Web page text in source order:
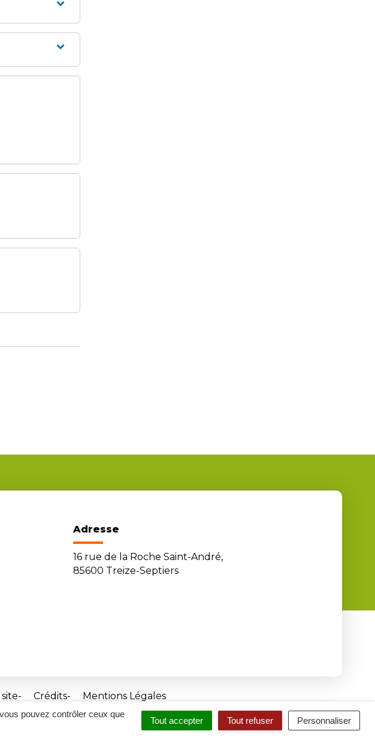
pouvez contrôler ceux que
Tout accepter Tout refuser Personnaliser
Adresse
16 rue de la Roche Saint-André,
85600 Treize-Septiers
Crédits Mentions Légales